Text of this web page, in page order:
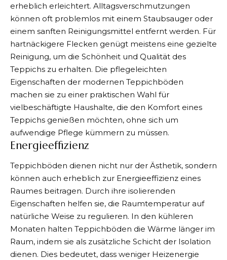
erheblich erleichtert. Alltagsverschmutzungen
können oft problemlos mit einem Staubsauger oder
einem sanften Reinigungsmittel entfernt werden. Für
hartnäckigere Flecken genügt meistens eine gezielte
Reinigung, um die Schönheit und Qualität des
Teppichs zu erhalten. Die pflegeleichten
Eigenschaften der modernen Teppichböden
machen sie zu einer praktischen Wahl für
vielbeschäftigte Haushalte, die den Komfort eines
Teppichs genießen möchten, ohne sich um
aufwendige Pflege kümmern zu müssen.
Energieeffizienz
Teppichböden dienen nicht nur der Ästhetik, sondern
können auch erheblich zur Energieeffizienz eines
Raumes beitragen. Durch ihre isolierenden
Eigenschaften helfen sie, die Raumtemperatur auf
natürliche Weise zu regulieren. In den kühleren
Monaten halten Teppichböden die Wärme länger im
Raum, indem sie als zusätzliche Schicht der Isolation
dienen. Dies bedeutet, dass weniger Heizenergie